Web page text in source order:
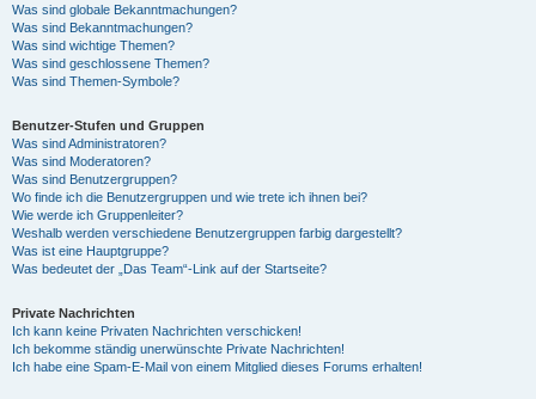
Was sind globale Bekanntmachungen?
Was sind Bekanntmachungen?
Was sind wichtige Themen?
Was sind geschlossene Themen?
Was sind Themen-Symbole?
Benutzer-Stufen und Gruppen
Was sind Administratoren?
Was sind Moderatoren?
Was sind Benutzergruppen?
Wo finde ich die Benutzergruppen und wie trete ich ihnen bei?
Wie werde ich Gruppenleiter?
Weshalb werden verschiedene Benutzergruppen farbig dargestellt?
Was ist eine Hauptgruppe?
Was bedeutet der „Das Team“-Link auf der Startseite?
Private Nachrichten
Ich kann keine Privaten Nachrichten verschicken!
Ich bekomme ständig unerwünschte Private Nachrichten!
Ich habe eine Spam-E-Mail von einem Mitglied dieses Forums erhalten!